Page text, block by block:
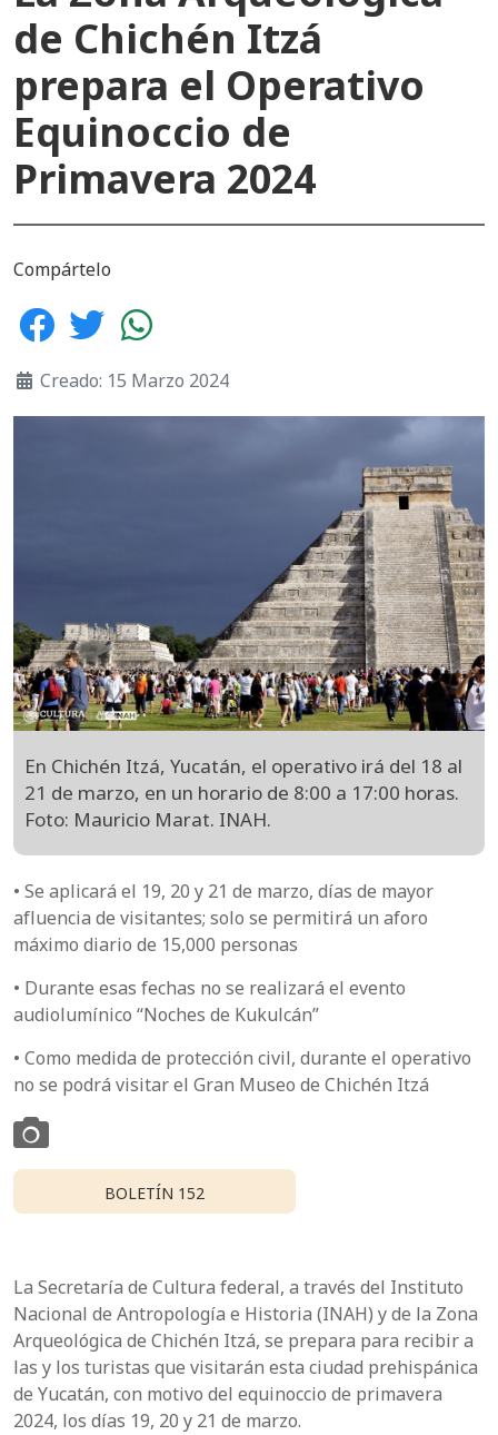
de Chichén Itzá
prepara el Operativo
Equinoccio de
Primavera 2024
Compártelo
Creado: 15 Marzo 2024
En Chichén Itzá, Yucatán, el operativo irá del 18 al
21 de marzo, en un horario de 8:00 a 17:00 horas.
Foto: Mauricio Marat. INAH.
• Se aplicará el 19, 20 y 21 de marzo, días de mayor
afluencia de visitantes; solo se permitirá un aforo
máximo diario de 15,000 personas
• Durante esas fechas no se realizará el evento
audiolumínico “Noches de Kukulcán”
• Como medida de protección civil, durante el operativo
no se podrá visitar el Gran Museo de Chichén Itzá
BOLETÍN 152
La Secretaría de Cultura federal, a través del Instituto
Nacional de Antropología e Historia (INAH) y de la Zona
Arqueológica de Chichén Itzá, se prepara para recibir a
las y los turistas que visitarán esta ciudad prehispánica
de Yucatán, con motivo del equinoccio de primavera
2024, los días 19, 20 y 21 de marzo.